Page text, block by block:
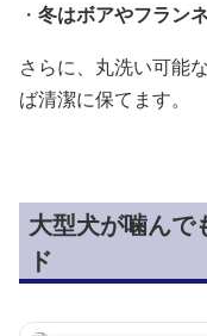
・ 冬はボアやフラン
さらに、丸洗い可能
ば清潔に保てます。
大型犬が噛んで
ド